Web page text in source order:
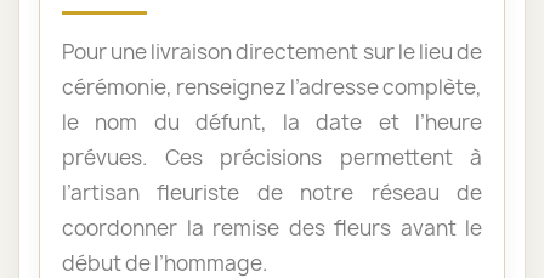
Pour une livraison directement sur le lieu de
cérémonie, renseignez l’adresse complète,
le nom du défunt, la date et l’heure
prévues. Ces précisions permettent à
l’artisan fleuriste de notre réseau de
coordonner la remise des fleurs avant le
début de l’hommage.